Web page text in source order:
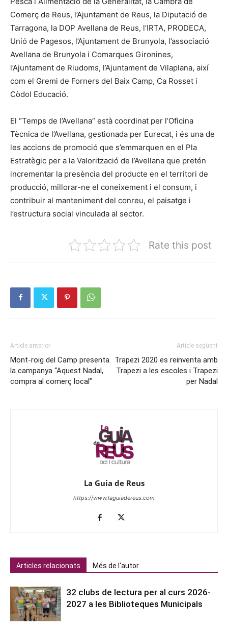
Comerç de Reus, l’Ajuntament de Reus, la Diputació de
Tarragona, la DOP Avellana de Reus, l’IRTA, PRODECA,
Unió de Pagesos, l’Ajuntament de Brunyola, l’associació
Avellana de Brunyola i Comarques Gironines,
l’Ajuntament de Riudoms, l’Ajuntament de Vilaplana, així
com el Gremi de Forners del Baix Camp, Ca Rosset i
Còdol Educació.
El “Temps de l’Avellana” està coordinat per l’Oficina
Tècnica de l’Avellana, gestionada per Eurecat, i és una de
les accions de promoció que s’emmarquen en el Pla
Estratègic per a la Valorització de l’Avellana que pretén
incrementar la presència del producte en el territori de
producció, millorar-ne el coneixement i el consum, i
contribuir al manteniment del conreu, el paisatge i
l’estructura social vinculada al sector.
Rate this post
Article anterior
Mont-roig del Camp presenta
la campanya “Aquest Nadal,
compra al comerç local”
Article següent
Trapezi 2020 es reinventa amb
Trapezi a les escoles i Trapezi
per Nadal
La Guia de Reus
https://www.laguiadereus.com
Articles relacionats Més de l'autor
32 clubs de lectura per al curs 2026-
2027 a les Biblioteques Municipals